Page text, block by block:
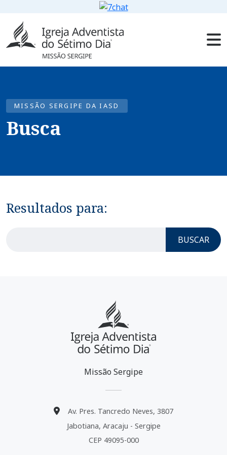
MISSÃO SERGIPE DA IASD
Busca
Resultados para:
BUSCAR
Missão Sergipe
Av. Pres. Tancredo Neves, 3807
Jabotiana, Aracaju - Sergipe
CEP 49095-000